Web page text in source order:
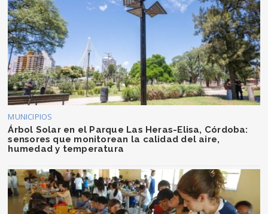
MUNICIPIOS
Árbol Solar en el Parque Las Heras-Elisa, Córdoba:
sensores que monitorean la calidad del aire,
humedad y temperatura